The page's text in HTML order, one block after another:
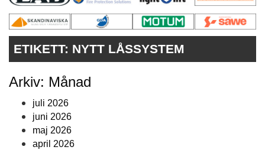
VÅRA ANDRA MAGASIN
ANNONSERA
KONTAKT
ETIKETT: NYTT LÅSSYSTEM
Arkiv: Månad
juli 2026
juni 2026
maj 2026
april 2026